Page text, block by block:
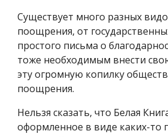
Существует много разных
поощрения, от
простого письма о
тоже необходимым внести
эту огромную копилку
поощрения.
Нельзя сказать, что Белая
оформленное в виде каких-то